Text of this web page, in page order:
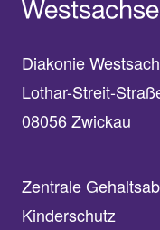
Diakonie
Lothar-Streit-
08056 Zwickau
Zentrale
Kinderschutz